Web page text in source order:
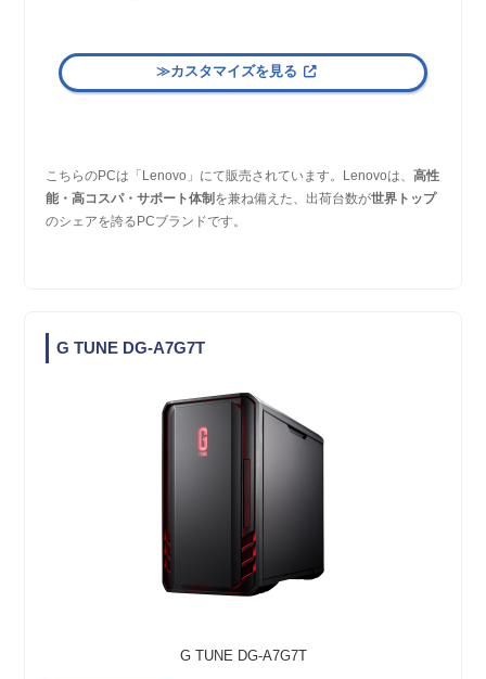
≫カスタマイズを見る
こちらのPCは「Lenovo」にて販売されています。Lenovoは、高性
能・高コスパ・サポート体制 を兼ね備えた、出荷台数が世界トップ
のシェアを誇るPCブランドです。
G TUNE DG-A7G7T
G TUNE DG-A7G7T